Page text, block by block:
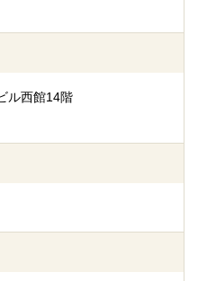
やご要望、ご事情にあわせ
ご説明します。その上で葬儀
ル西館14階